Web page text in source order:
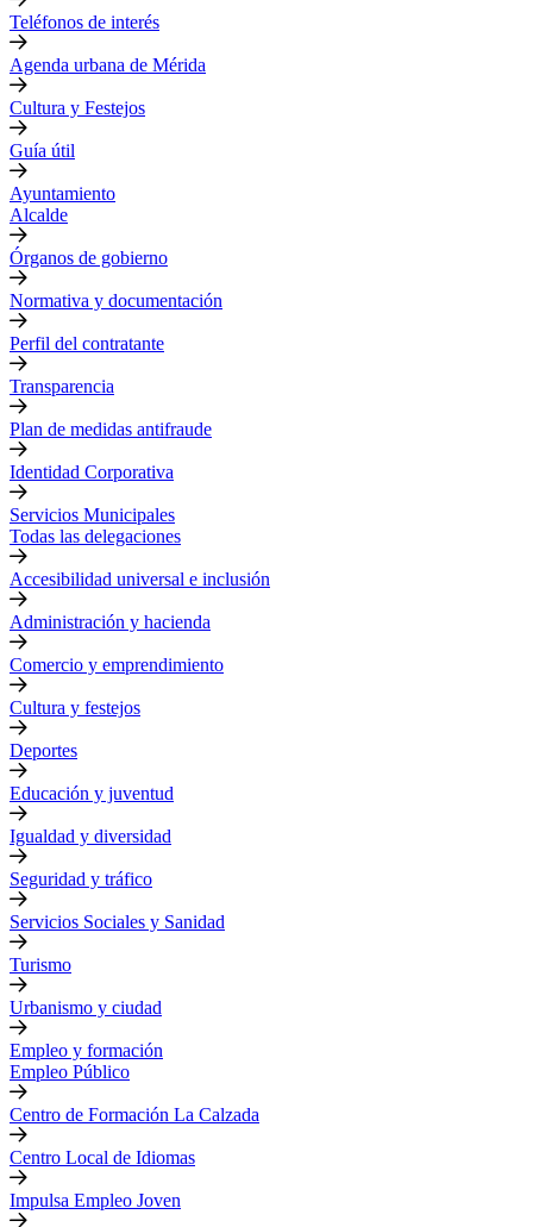
Teléfonos de interés
Agenda urbana de Mérida
Cultura y Festejos
Guía útil
Ayuntamiento
Alcalde
Órganos de gobierno
Normativa y documentación
Perfil del contratante
Transparencia
Plan de medidas antifraude
Identidad Corporativa
Servicios Municipales
Todas las delegaciones
Accesibilidad universal e inclusión
Administración y hacienda
Comercio y emprendimiento
Cultura y festejos
Deportes
Educación y juventud
Igualdad y diversidad
Seguridad y tráfico
Servicios Sociales y Sanidad
Turismo
Urbanismo y ciudad
Empleo y formación
Empleo Público
Centro de Formación La Calzada
Centro Local de Idiomas
Impulsa Empleo Joven